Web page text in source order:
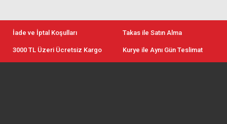
İade ve İptal Koşulları Takas ile Satın Alma
3000 TL Üzeri Ücretsiz Kargo Kurye ile Aynı Gün Teslimat